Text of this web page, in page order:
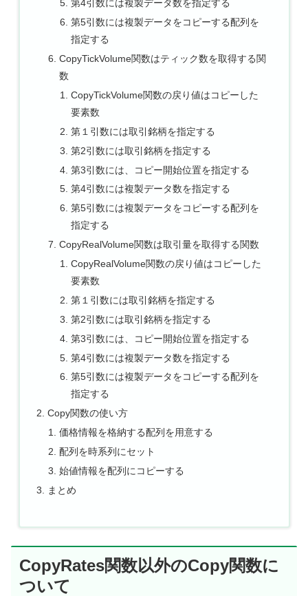
第4引数には複製データ数を指定する
第5引数には複製データをコピーする配列を
指定する
CopyTickVolume関数はティック数を取得する関
数
CopyTickVolume関数の戻り値はコピーした
要素数
第１引数には取引銘柄を指定する
第2引数には取引銘柄を指定する
第3引数には、コピー開始位置を指定する
第4引数には複製データ数を指定する
第5引数には複製データをコピーする配列を
指定する
CopyRealVolume関数は取引量を取得する関数
CopyRealVolume関数の戻り値はコピーした
要素数
第１引数には取引銘柄を指定する
第2引数には取引銘柄を指定する
第3引数には、コピー開始位置を指定する
第4引数には複製データ数を指定する
第5引数には複製データをコピーする配列を
指定する
Copy関数の使い方
価格情報を格納する配列を用意する
配列を時系列にセット
始値情報を配列にコピーする
まとめ
CopyRates関数以外のCopy関数に
ついて